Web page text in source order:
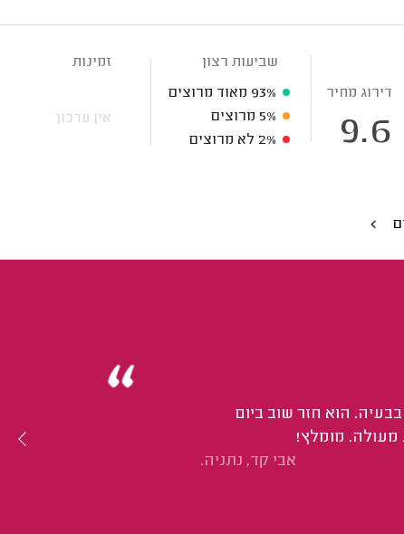
דירוג מחיר
9.6
שביעות רצון
93% מאוד מרוצים
5% מרוצים
2% לא מרוצים
זמינות
אין עדכון
הוא חזר שוב ביום
מעולה. מומלץ!
אבי קד, נתניה.